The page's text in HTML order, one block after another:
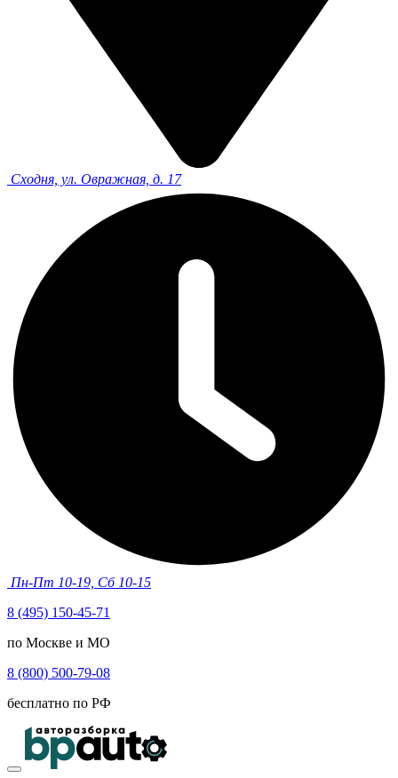
Сходня, ул. Овражная, д. 17
Пн-Пт 10-19, Сб 10-15
8 (495) 150-45-71
по Москве и МО
8 (800) 500-79-08
бесплатно по РФ